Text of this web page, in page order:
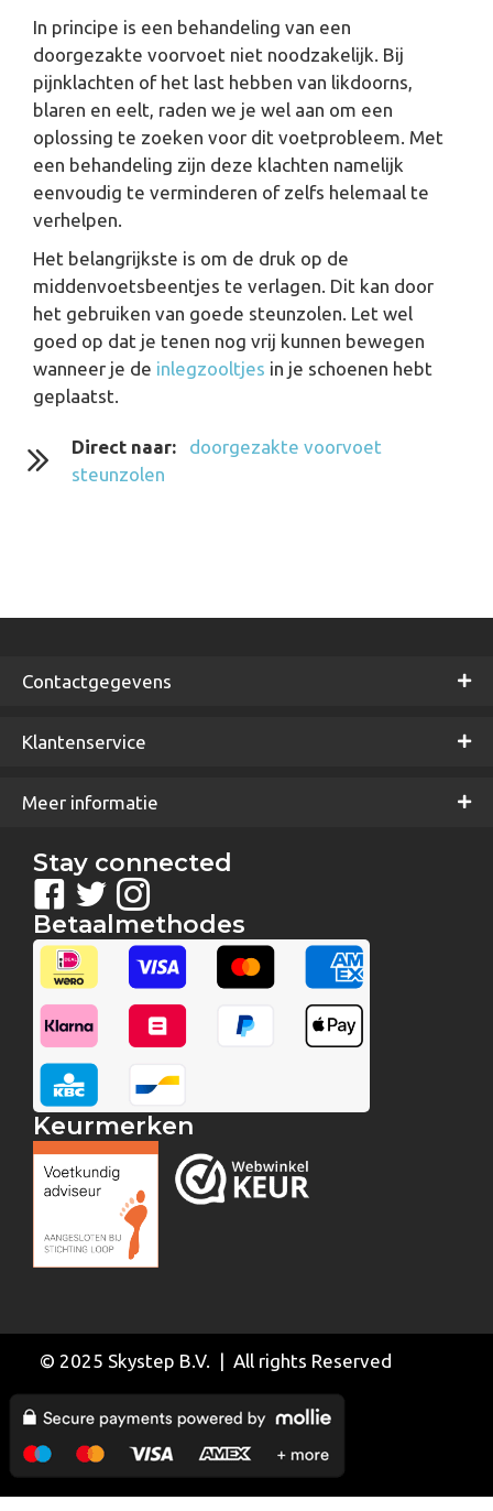
In principe is een behandeling van een
doorgezakte voorvoet niet noodzakelijk. Bij
pijnklachten of het last hebben van likdoorns,
blaren en eelt, raden we je wel aan om een
oplossing te zoeken voor dit voetprobleem. Met
een behandeling zijn deze klachten namelijk
eenvoudig te verminderen of zelfs helemaal te
verhelpen.
Het belangrijkste is om de druk op de
middenvoetsbeentjes te verlagen. Dit kan door
het gebruiken van goede steunzolen. Let wel
goed op dat je tenen nog vrij kunnen bewegen
wanneer je de inlegzooltjes in je schoenen hebt
geplaatst.
Direct naar: doorgezakte voorvoet
steunzolen
Contactgegevens
Klantenservice
Meer informatie
Stay connected
Betaalmethodes
Keurmerken
© 2025 Skystep B.V. | All rights Reserved